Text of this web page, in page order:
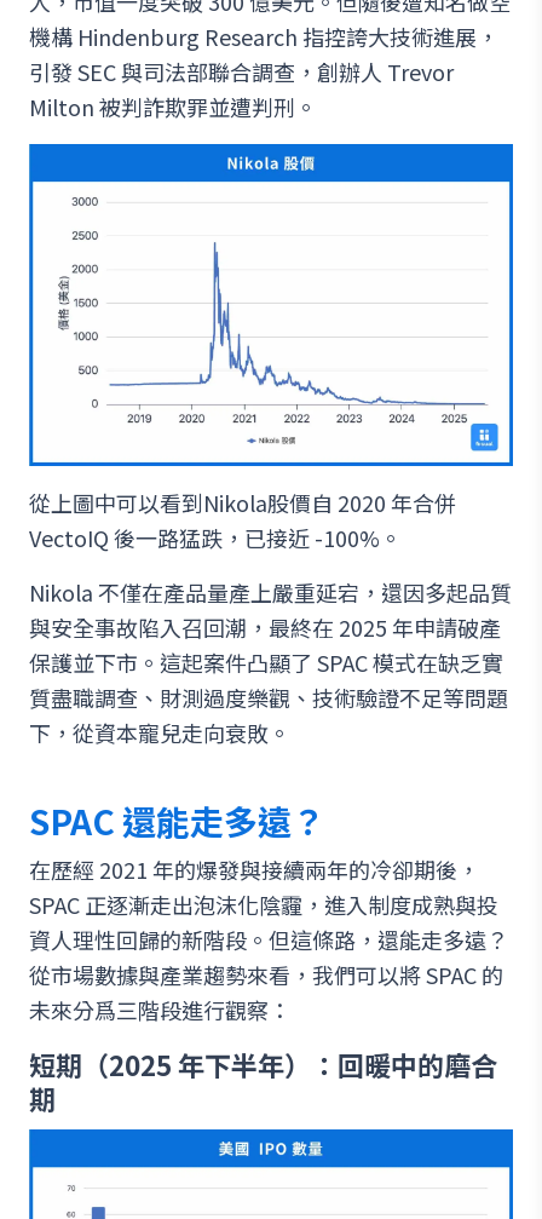
機構 Hindenburg Research 指控誇大技術進展，
引發 SEC 與司法部聯合調查，創辦人 Trevor
Milton 被判詐欺罪並遭判刑。
從上圖中可以看到Nikola股價自 2020 年合併
VectoIQ 後一路猛跌，已接近 -100%。
Nikola 不僅在產品量產上嚴重延宕，還因多起品質
與安全事故陷入召回潮，最終在 2025 年申請破產
保護並下市。這起案件凸顯了 SPAC 模式在缺乏實
質盡職調查、財測過度樂觀、技術驗證不足等問題
下，從資本寵兒走向衰敗。
SPAC 還能走多遠？
在歷經 2021 年的爆發與接續兩年的冷卻期後，
SPAC 正逐漸走出泡沫化陰霾，進入制度成熟與投
資人理性回歸的新階段。但這條路，還能走多遠？
從市場數據與產業趨勢來看，我們可以將 SPAC 的
未來分爲三階段進行觀察：
短期（2025 年下半年）：回暖中的磨合
期